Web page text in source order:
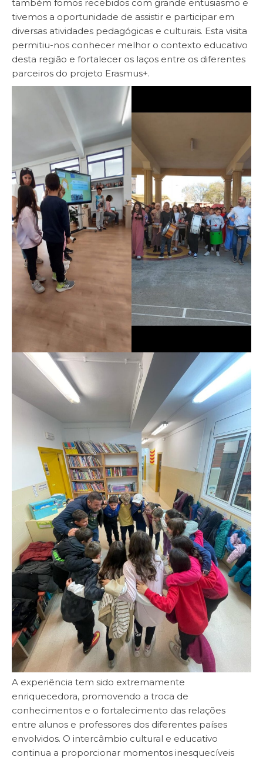
também fomos recebidos com grande entusiasmo e
tivemos a oportunidade de assistir e participar em
diversas atividades pedagógicas e culturais. Esta visita
permitiu-nos conhecer melhor o contexto educativo
desta região e fortalecer os laços entre os diferentes
parceiros do projeto Erasmus+.
A experiência tem sido extremamente
enriquecedora, promovendo a troca de
conhecimentos e o fortalecimento das relações
entre alunos e professores dos diferentes países
envolvidos. O intercâmbio cultural e educativo
continua a proporcionar momentos inesquecíveis